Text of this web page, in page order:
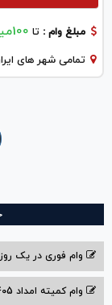
مبلغ وام : تا 100میلیارد
تمامی شهر های
وام فوری در یک
وام کمیته امداد 1405 | شرایط دریافت، مبلغ وام، اقساط